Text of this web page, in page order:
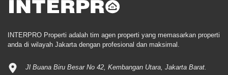
INTERPRO Properti adalah tim agen properti yang memasarkan properti
anda di wilayah Jakarta dengan profesional dan maksimal.
Jl Buana Biru Besar No 42, Kembangan Utara, Jakarta Barat.